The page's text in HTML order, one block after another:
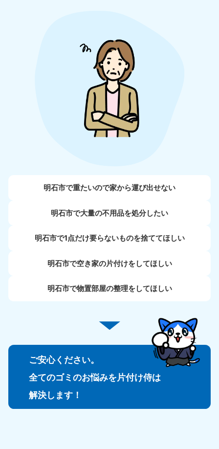
明石市で重たいので家から運び出せない
明石市で大量の不用品を処分したい
明石市で1点だけ要らないものを捨ててほしい
明石市で空き家の片付けをしてほしい
明石市で物置部屋の整理をしてほしい
ご安心ください。
全てのゴミのお悩みを片付け侍は
解決します！